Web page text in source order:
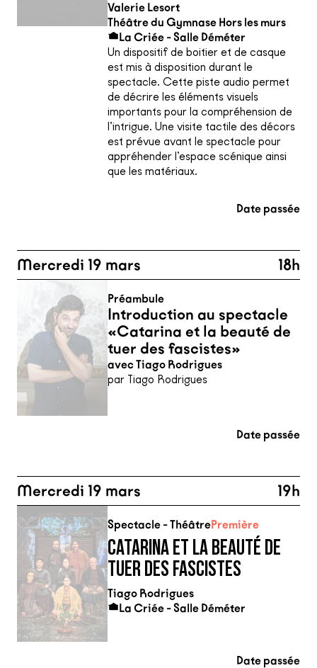
Valerie Lesort
Théâtre du Gymnase Hors les murs
La Criée - Salle Déméter
Un dispositif de boitier et de casque
est mis à disposition durant le
spectacle. Cette piste audio permet
de décrire les éléments visuels
importants pour la compréhension de
l’intrigue. Une visite tactile des décors
est prévue avant le spectacle pour
appréhender l’espace scénique ainsi
que les matériaux.
Date passée
Mercredi 19 mars 18h
Préambule
Introduction au spectacle
«Catarina et la beauté de
tuer des fascistes»
avec Tiago Rodrigues
par Tiago Rodrigues
Date passée
Mercredi 19 mars 19h
Spectacle - ThéâtrePremière
CATARINA ET LA BEAUTÉ DE
TUER DES FASCISTES
Tiago Rodrigues
La Criée - Salle Déméter
Date passée